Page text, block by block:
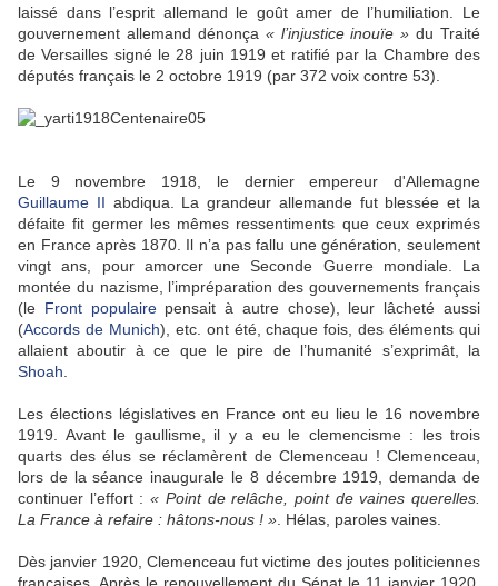
laissé dans l’esprit allemand le goût amer de l’humiliation. Le
gouvernement allemand dénonça « l’injustice inouïe » du Traité
de Versailles signé le 28 juin 1919 et ratifié par la Chambre des
députés français le 2 octobre 1919 (par 372 voix contre 53).
Le 9 novembre 1918, le dernier empereur d'Allemagne
Guillaume II abdiqua. La grandeur allemande fut blessée et la
défaite fit germer les mêmes ressentiments que ceux exprimés
en France après 1870. Il n’a pas fallu une génération, seulement
vingt ans, pour amorcer une Seconde Guerre mondiale. La
montée du nazisme, l’impréparation des gouvernements français
(le Front populairepensait à autre chose), leur lâcheté aussi
(Accords de Munich), etc. ont été, chaque fois, des éléments qui
allaient aboutir à ce que le pire de l’humanité s’exprimât, la
Shoah
Les élections législatives en France ont eu lieu le 16 novembre
1919. Avant le gaullisme, il y a eu le clemencisme : les trois
quarts des élus se réclamèrent de Clemenceau ! Clemenceau,
lors de la séance inaugurale le 8 décembre 1919, demanda de
continuer l’effort :« Point de relâche, point de vaines querelles.
La France à refaire : hâtons-nous ! » . Hélas, paroles vaines.
Dès janvier 1920, Clemenceau fut victime des joutes politiciennes